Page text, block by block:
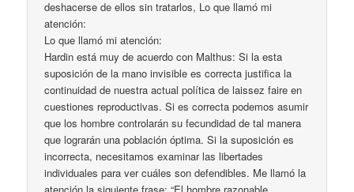
deshacerse de ellos sin tratarlos, Lo que llamó mi
atención:
Lo que llamó mi atención:
Hardin está muy de acuerdo con Malthus: Si la esta
suposición de la mano invisible es correcta justifica la
continuidad de nuestra actual política de laissez faire en
cuestiones reproductivas. Si es correcta podemos asumir
que los hombre controlarán su fecundidad de tal manera
que lograrán una población óptima. Si la suposición es
incorrecta, necesitamos examinar las libertades
individuales para ver cuáles son defendibles. Me llamó la
atención la siguiente frase: “El hombre razonable